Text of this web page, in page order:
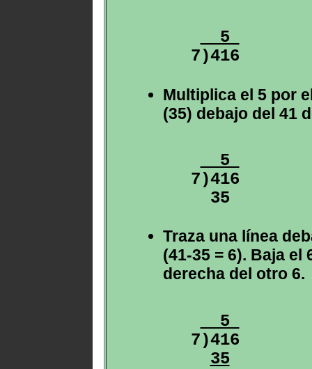
5
Multiplica el 5 por
(35) debajo del 41
5
7)416
35
Traza una línea
(41-35 = 6). Baja el
derecha del otro 6.
5
7)416
35